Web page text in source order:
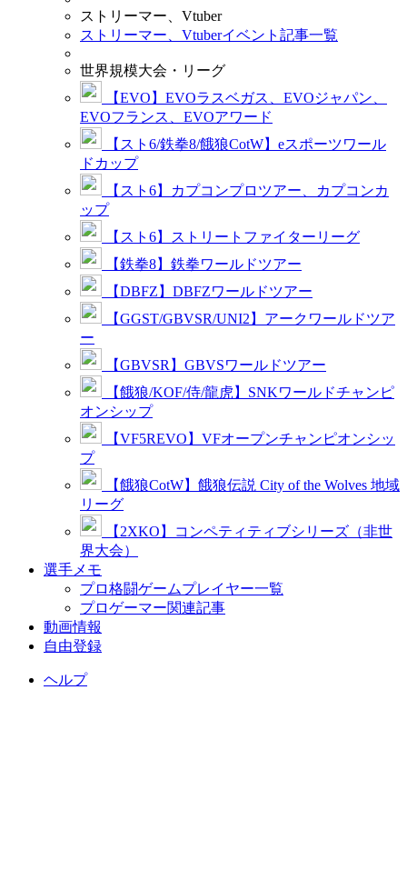
ストリーマー、Vtuber
ストリーマー、Vtuberイベント記事一覧
世界規模大会・リーグ
【EVO】EVOラスベガス、EVOジャパン、
EVOフランス、EVOアワード
【スト6/鉄拳8/餓狼CotW】eスポーツワール
ドカップ
【スト6】カプコンプロツアー、カプコンカ
ップ
【スト6】ストリートファイターリーグ
【鉄拳8】鉄拳ワールドツアー
【DBFZ】DBFZワールドツアー
【GGST/GBVSR/UNI2】アークワールドツア
ー
【GBVSR】GBVSワールドツアー
【餓狼/KOF/侍/龍虎】SNKワールドチャンピ
オンシップ
【VF5REVO】VFオープンチャンピオンシッ
プ
【餓狼CotW】餓狼伝説 City of the Wolves 地域
リーグ
【2XKO】コンペティティブシリーズ（非世
界大会）
選手メモ
プロ格闘ゲームプレイヤー一覧
プロゲーマー関連記事
動画情報
自由登録
ヘルプ